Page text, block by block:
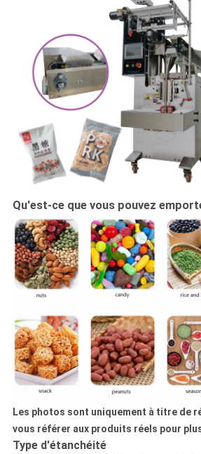
Qu'est-ce que vous pouvez
Les photos sont uniquement à titre de
vous référer aux produits réels pour
Type d'étanchéité